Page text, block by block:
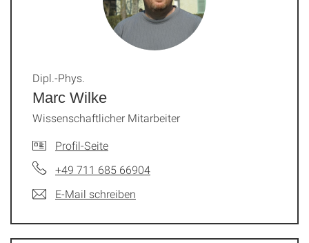
Marc Wilke
Dipl.-Phys.
Wissenschaftlicher Mitarbeiter
Profil-Seite
+49 711 685 66904
E-Mail schreiben